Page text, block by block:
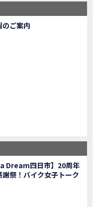
ーリング中も〇〇が大好き♡
|Honda NC750X DCT【バイク女子ツーリング】
長女が検証します
女子、仲悪いって本当？
リングを楽しめるのか検証してみた｜Honda ゴールドウイング
へ行って来た【三重ホンダヒート】
Tour 50th ANNIVERSARY」を 受注期間限定で発売
CB750HORNET CB650R E-Clutch
けど、暴露しました。
…まさかの大出費！？
ーリング設定と 仕様を一部変更し発売
」の カラーバリエーションを変更し発売
Dreamさんの人気を探ってきましたスペシャル！！メチャクチャ楽しかったです❤
CB 1300在庫車あります！
…ついにあのバイクに乗れた
のご案内
Dream四日市】20周年
謝祭！バイク女子トーク